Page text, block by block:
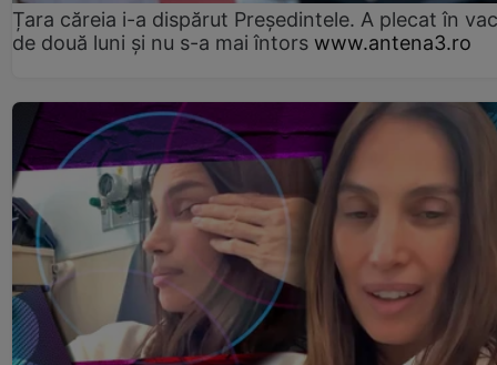
Țara căreia i-a dispărut Președintele. A plecat în
de două luni și nu s-a mai întors www.antena3.ro